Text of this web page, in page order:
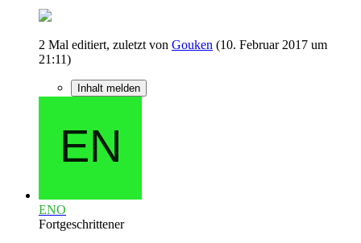
2 Mal editiert, zuletzt von Gouken (10. Februar 2017 um
21:11)
Inhalt melden
ENO
Fortgeschrittener